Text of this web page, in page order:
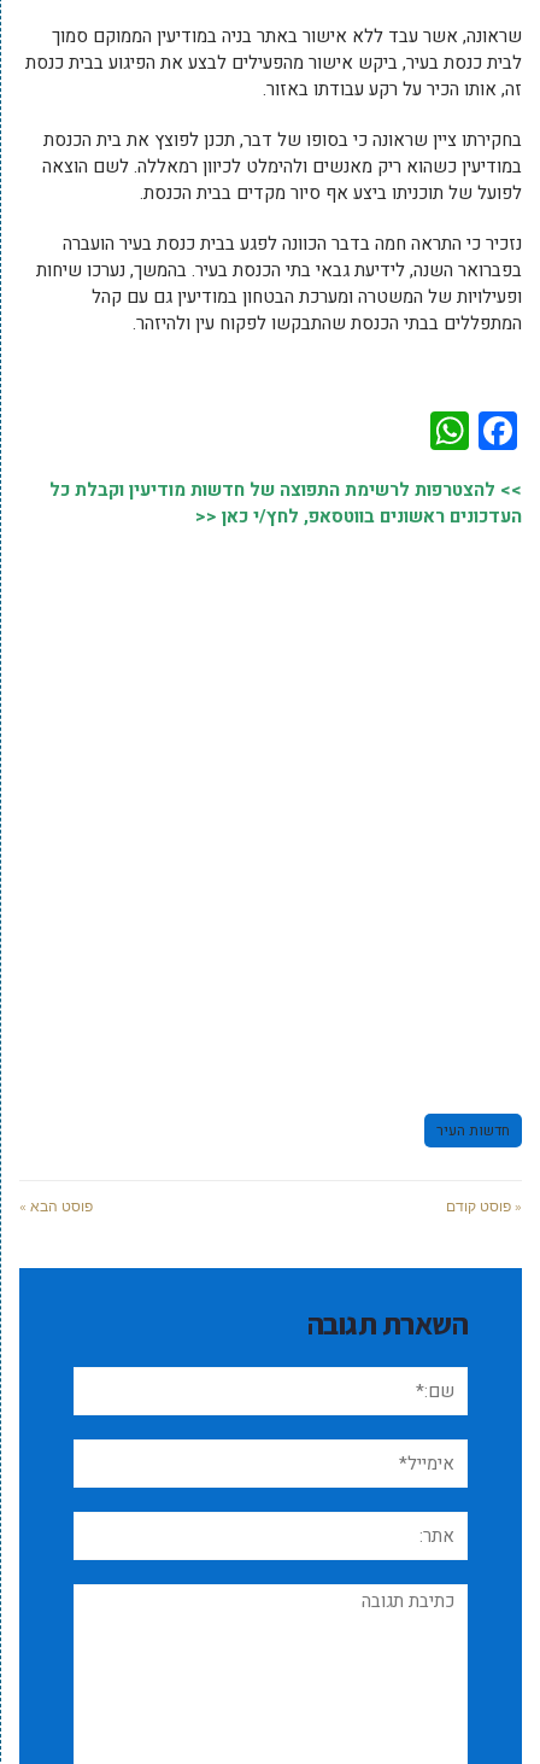
שראונה, אשר עבד ללא אישור באתר בניה במודיעין הממוקם סמוך
לבית כנסת בעיר, ביקש אישור מהפעילים לבצע את הפיגוע בבית כנסת
זה, אותו הכיר על רקע עבודתו באזור.
בחקירתו ציין שראונה כי בסופו של דבר, תכנן לפוצץ את בית הכנסת
במודיעין כשהוא ריק מאנשים ולהימלט לכיוון רמאללה. לשם הוצאה
לפועל של תוכניתו ביצע אף סיור מקדים בבית הכנסת.
נזכיר כי התראה חמה בדבר הכוונה לפגע בבית כנסת בעיר הועברה
בפברואר השנה, לידיעת גבאי בתי הכנסת בעיר. בהמשך, נערכו שיחות
ופעילויות של המשטרה ומערכת הבטחון במודיעין גם עם קהל
המתפללים בבתי הכנסת שהתבקשו לפקוח עין ולהיזהר.
Facebook
>> להצטרפות לרשימת התפוצה של חדשות מודיעין וקבלת כל
העדכונים ראשונים בווטסאפ, לחץ/י כאן <<
חדשות העיר
« פוסט קודם פוסט הבא »
השארת תגובה
שם:*
אימייל*
אתר:
תגובה